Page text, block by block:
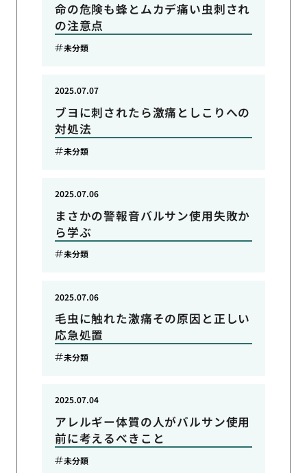
命の危険も蜂とムカデ痛い虫刺され
の注意点
未分類
ブヨに刺されたら激痛としこりへの
対処法
2025.07.07
未分類
まさかの警報音バルサン使用失敗か
ら学ぶ
2025.07.06
未分類
毛虫に触れた激痛その原因と正しい
応急処置
2025.07.06
未分類
アレルギー体質の人がバルサン使用
前に考えるべきこと
2025.07.04
未分類